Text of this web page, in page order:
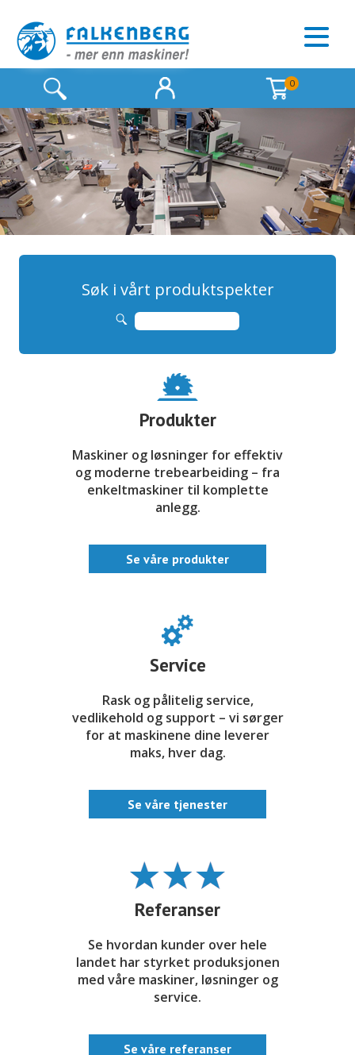
0
Søk i vårt produktspekter
Produkter
Maskiner og løsninger for effektiv
og moderne trebearbeiding – fra
enkeltmaskiner til komplette
anlegg.
Se våre produkter
Service
Rask og pålitelig service,
vedlikehold og support – vi sørger
for at maskinene dine leverer
maks, hver dag.
Se våre tjenester
Referanser
Se hvordan kunder over hele
landet har styrket produksjonen
med våre maskiner, løsninger og
service.
Se våre referanser